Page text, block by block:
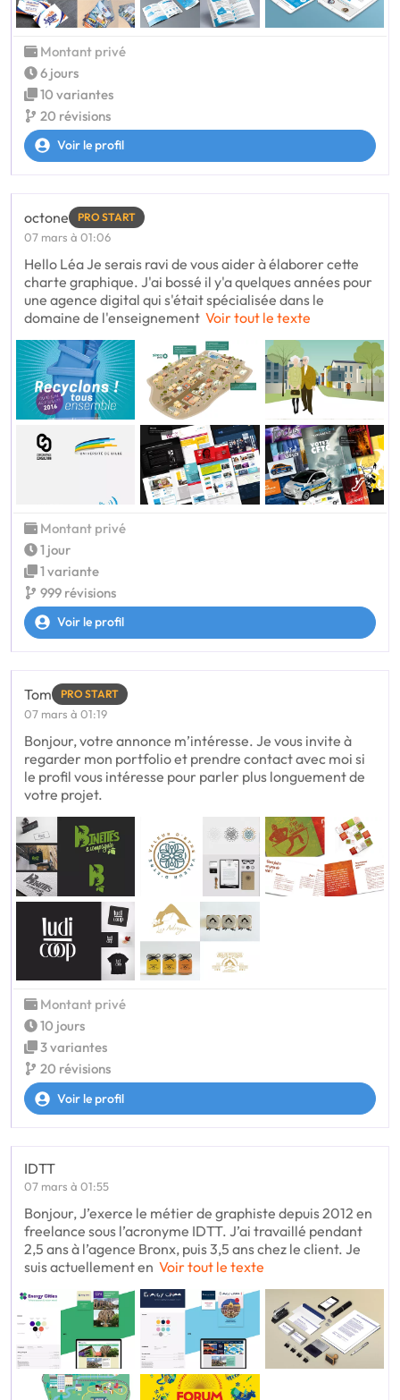
Montant privé
6 jours
10 variantes
20 révisions
Voir le profil
octone PRO START
07 mars à 01:06
Hello Léa Je serais ravi de vous aider à élaborer cette
charte graphique. J'ai bossé il y'a quelques années pour
une agence digital qui s'était spécialisée dans le
domaine de l'enseignement Voir tout le texte
Montant privé
1 jour
1 variante
999 révisions
Voir le profil
Tom PRO START
07 mars à 01:19
Bonjour, votre annonce m’intéresse. Je vous invite à
regarder mon portfolio et prendre contact avec moi si
le profil vous intéresse pour parler plus longuement de
votre projet.
Montant privé
10 jours
3 variantes
20 révisions
Voir le profil
IDTT
07 mars à 01:55
Bonjour, J’exerce le métier de graphiste depuis 2012 en
freelance sous l’acronyme IDTT. J’ai travaillé pendant
2,5 ans à l’agence Bronx, puis 3,5 ans chez le client. Je
suis actuellement en Voir tout le texte